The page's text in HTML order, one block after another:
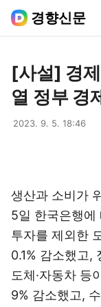
경향신문
[사설] 경
열 정부 경
2023. 9. 5. 18:46
생산과 소비가
5일 한국은행에
투자를 제외한
0.1% 감소했고,
도체·자동차 등
9% 감소했고,